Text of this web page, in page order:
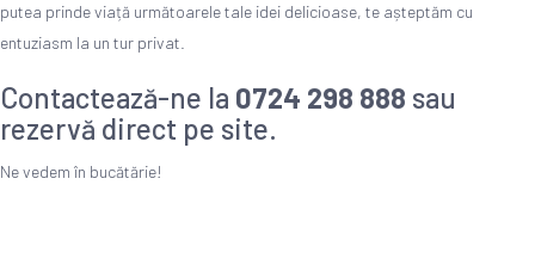
putea prinde viață următoarele tale idei delicioase, te așteptăm cu
entuziasm la un tur privat.
Contactează-ne la 0724 298 888 sau
rezervă direct pe site.
Ne vedem în bucătărie!